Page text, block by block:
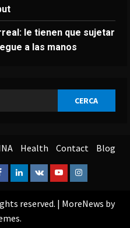
le tienen que sujetar
a las manos
Health Contact Blog
Linkedin
VK YoutubeInstagram
reserved. | MoreNews by